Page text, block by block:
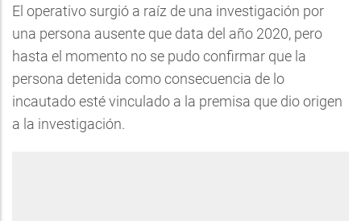
El operativo surgió a raíz de una investigación por
una persona ausente que data del año 2020, pero
hasta el momento no se pudo confirmar que la
persona detenida como consecuencia de lo
incautado esté vinculado a la premisa que dio origen
a la investigación.